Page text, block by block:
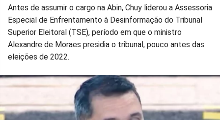
Antes de assumir o cargo na Abin, Chuy liderou a Assessoria
Especial de Enfrentamento à Desinformação do Tribunal
Superior Eleitoral (TSE), período em que o ministro
Alexandre de Moraes presidia o tribunal, pouco antes das
eleições de 2022.